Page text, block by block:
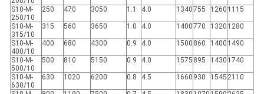
S10-M-
250/10
250 470 3050 1.1 4.0 1340755 1260 1115
S10-M-
315/10
315 560 3650 1.0 4.0 1400770 1320 1280
S10-M-
400/10
400 680 4300 0.9 4.0 1500 860 1400 1490
S10-M-
500/10
500 810 5150 0.9 4.0 1575 895 1430 1740
S10-M-
630/10
630 1020 6200 0.8 4.5 1660 930 1545 2110